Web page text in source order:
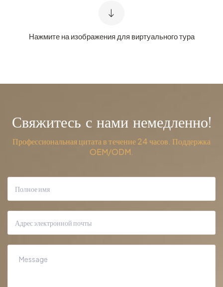
Нажмите на изображения для виртуального тура
Свяжитесь с нами немедленно!
Профессиональная цитата в течение 24 часов. Поддержка
OEM/ODM.